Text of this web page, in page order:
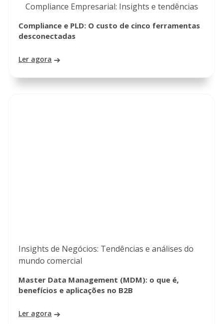
Compliance Empresarial: Insights e tendências
Compliance e PLD: O custo de cinco ferramentas
desconectadas
Ler agora
Insights de Negócios: Tendências e análises do
mundo comercial
Master Data Management (MDM): o que é,
benefícios e aplicações no B2B
Ler agora